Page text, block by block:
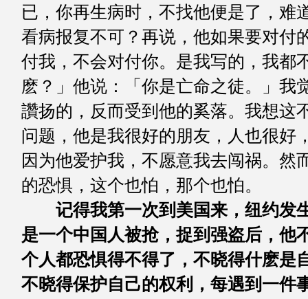
已，你再生病时，不找他便是了，难
看病报复不可？再说，他如果要对付
付我，不会对付你。是我写的，我都
麽？」他说：「你是亡命之徒。」我
讚扬的，反而受到他的奚落。我想这
问题，他是我很好的朋友，人也很好
因为他爱护我，不愿意我去闯祸。然
的恐惧，这个也怕，那个也怕。
记得我第一次到美国来，纽约发
是一个中国人被抢，捉到强盗后，他
个人都恐惧得不得了，不晓得什麽是
不晓得保护自己的权利，每遇到一件